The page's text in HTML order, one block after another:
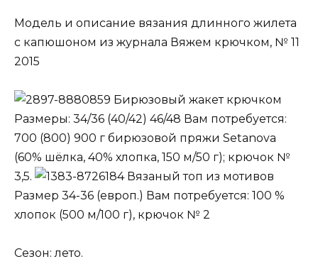
Модель и описание вязания длинного жилета
с капюшоном из журнала Вяжем крючком, № 11
2015
Бирюзовый жакет крючком
Размеры: 34/36 (40/42) 46/48 Вам потребуется:
700 (800) 900 г бирюзовой пряжи Setanova
(60% шёлка, 40% хлопка, 150 м/50 г); крючок №
3,5.
Вязаный топ из мотивов
Размер 34-36 (европ.) Вам потребуется: 100 %
хлопок (500 м/100 г), крючок № 2
Сезон: лето.